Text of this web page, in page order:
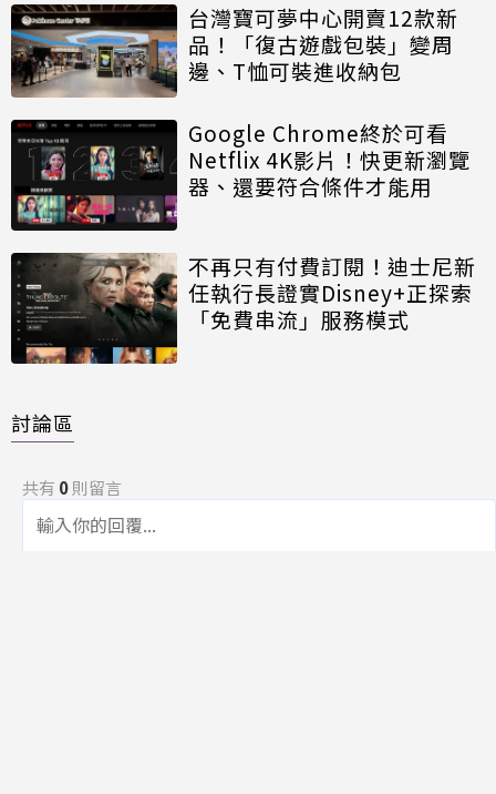
台灣寶可夢中心開賣12款新
品！「復古遊戲包裝」變周
邊、T恤可裝進收納包
Google Chrome終於可看
Netflix 4K影片！快更新瀏覽
器、還要符合條件才能用
不再只有付費訂閱！迪士尼新
任執行長證實Disney+正探索
「免費串流」服務模式
討論區
共有 0則留言